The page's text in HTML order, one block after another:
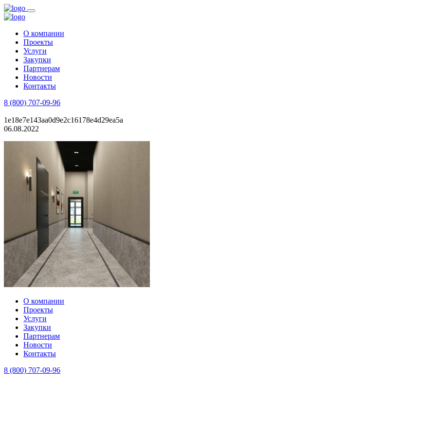
О компании
Проекты
Услуги
Закупки
Партнерам
Новости
Контакты
8 (800) 707-09-96
1e18e7e143aa0d9e2c16178e4d29ea5a
06.08.2022
О компании
Проекты
Услуги
Закупки
Партнерам
Новости
Контакты
8 (800) 707-09-96